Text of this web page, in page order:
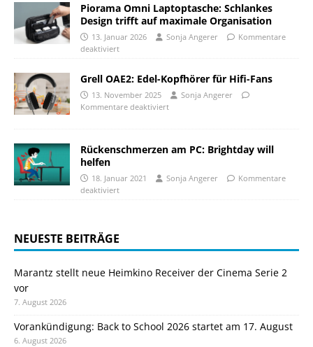
Piorama Omni Laptoptasche: Schlankes
Design trifft auf maximale Organisation
13. Januar 2026 Sonja Angerer
Kommentare
deaktiviert
Grell OAE2: Edel-Kopfhörer für Hifi-Fans
13. November 2025
Sonja Angerer
Kommentare deaktiviert
Rückenschmerzen am PC: Brightday will
helfen
18. Januar 2021 Sonja Angerer
Kommentare
deaktiviert
NEUESTE BEITRÄGE
Marantz stellt neue Heimkino Receiver der Cinema Serie 2
vor
7. August 2026
Vorankündigung: Back to School 2026 startet am 17. August
6. August 2026